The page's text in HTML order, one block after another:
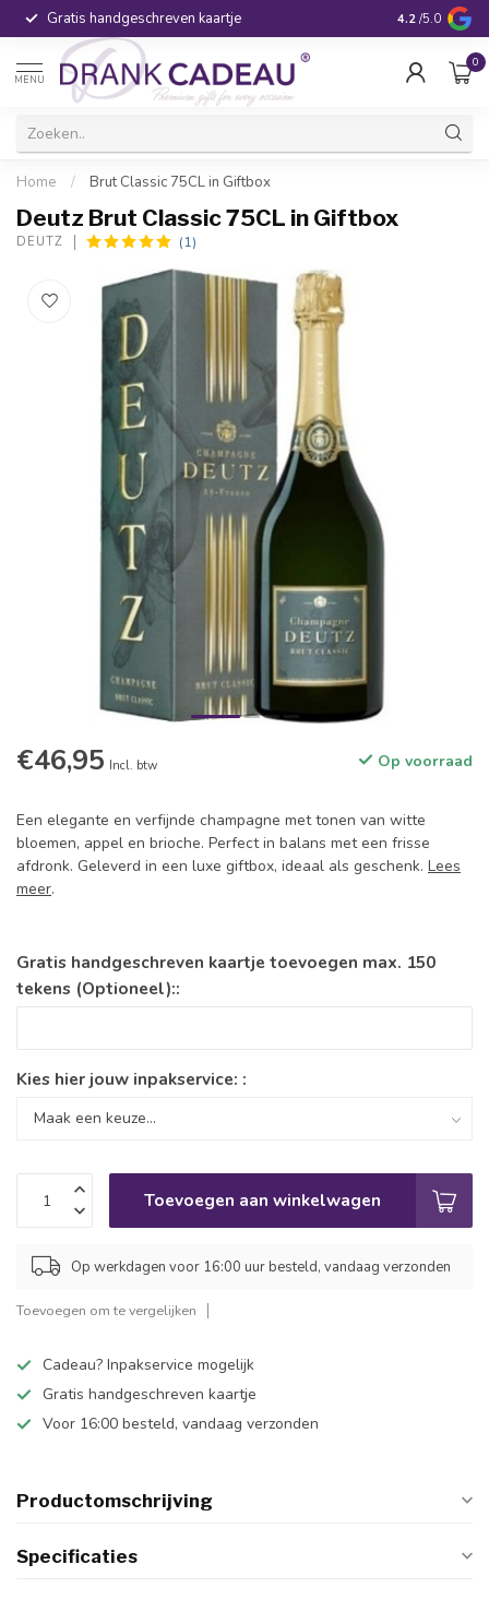
Gratis handgeschreven kaartje Voor 16:00
4.2 /5.0
MENU
0
Home / Brut Classic 75CL in Giftbox
Deutz Brut Classic 75CL in Giftbox
DEUTZ (1)
€46,95 Incl. btw Op voorraad
Een elegante en verfijnde champagne met tonen van witte
bloemen, appel en brioche. Perfect in balans met een frisse
afdronk. Geleverd in een luxe giftbox, ideaal als geschenk. Lees
meer.
Gratis handgeschreven kaartje toevoegen max. 150
tekens (Optioneel)::
Kies hier jouw inpakservice: :
Toevoegen aan winkelwagen
Op werkdagen voor 16:00 uur besteld, vandaag verzonden
Toevoegen om te vergelijken
Cadeau? Inpakservice mogelijk
Gratis handgeschreven kaartje
Voor 16:00 besteld, vandaag verzonden
Productomschrijving
Specificaties